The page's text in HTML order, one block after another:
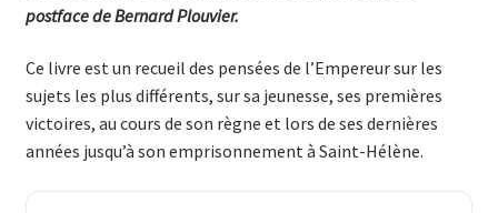
postface de Ber­nard Plouvier.
Ce livre est un recueil des pensées de l’Em­pereur sur les
sujets les plus différents, sur sa jeunesse, ses premières
victoires, au cours de son règne et lors de ses dernières
années jusqu’à son emprisonnement à Saint-Hélène.